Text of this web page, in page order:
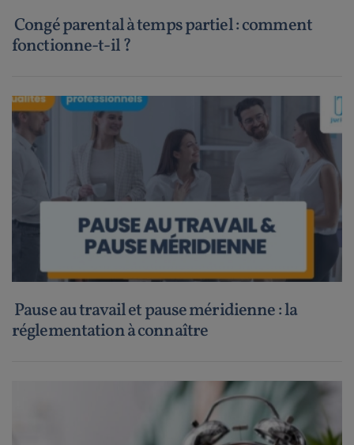
Congé parental à temps partiel : comment
fonctionne-t-il ?
Pause au travail et pause méridienne : la
réglementation à connaître